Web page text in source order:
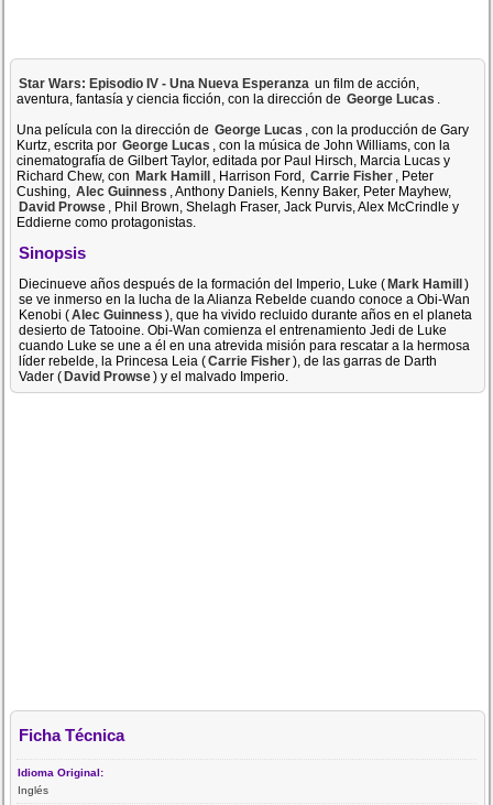
Star Wars: Episodio IV - Una Nueva Esperanza un film de acción,
aventura, fantasía y ciencia ficción, con la dirección de George Lucas .
Una película con la dirección de George Lucas , con la producción de Gary
Kurtz, escrita por George Lucas , con la música de John Williams, con la
cinematografía de Gilbert Taylor, editada por Paul Hirsch, Marcia Lucas y
Richard Chew, con Mark Hamill , Harrison Ford, Carrie Fisher , Peter
Cushing, Alec Guinness , Anthony Daniels, Kenny Baker, Peter Mayhew,
David Prowse , Phil Brown, Shelagh Fraser, Jack Purvis, Alex McCrindle y
Eddierne como protagonistas.
Sinopsis
Diecinueve años después de la formación del Imperio, Luke (Mark Hamill)
se ve inmerso en la lucha de la Alianza Rebelde cuando conoce a Obi-Wan
Kenobi (Alec Guinness ), que ha vivido recluido durante años en el planeta
desierto de Tatooine. Obi-Wan comienza el entrenamiento Jedi de Luke
cuando Luke se une a él en una atrevida misión para rescatar a la hermosa
líder rebelde, la Princesa Leia (Carrie Fisher), de las garras de Darth
Vader (David Prowse) y el malvado Imperio.
Ficha Técnica
Idioma Original:
Inglés